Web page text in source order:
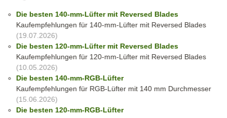
Die besten 140-mm-Lüfter mit Reversed Blades
Kaufempfehlungen für 140-mm-Lüfter mit Reversed Blades
(19.07.2026)
Die besten 120-mm-Lüfter mit Reversed Blades
Kaufempfehlungen für 120-mm-Lüfter mit Reversed Blades
(10.05.2026)
Die besten 140-mm-RGB-Lüfter
Kaufempfehlungen für RGB-Lüfter mit 140 mm Durchmesser
(15.06.2026)
Die besten 120-mm-RGB-Lüfter